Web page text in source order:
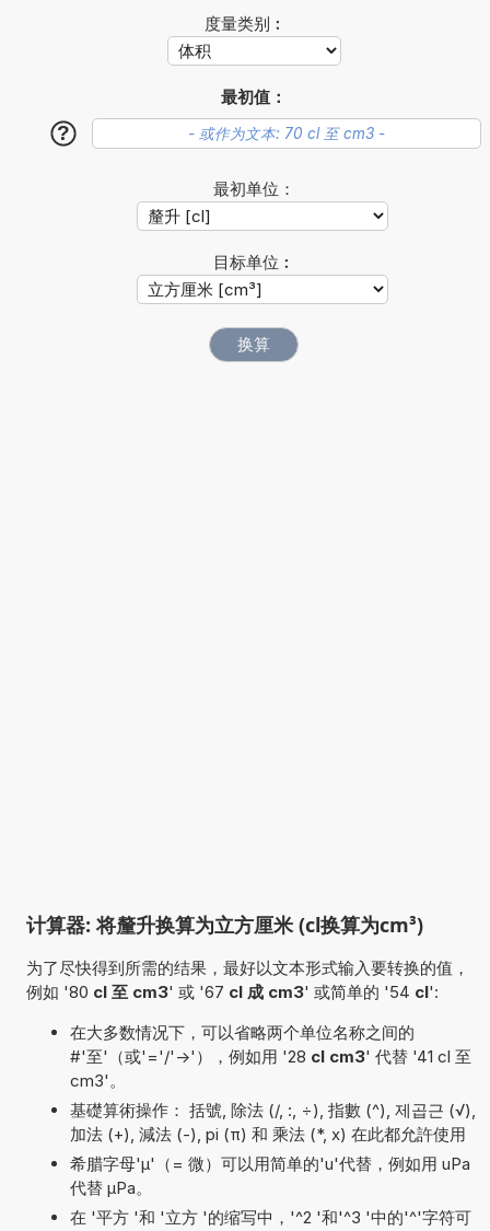
度量类别︰
最初值：
?
最初单位：
目标单位︰
计算器: 将釐升换算为立方厘米 (cl换算为cm³)
为了尽快得到所需的结果，最好以文本形式输入要转换的值，
例如 '80 cl 至 cm3' 或 '67 cl 成 cm3' 或简单的 '54 cl':
在大多数情况下，可以省略两个单位名称之间的
#'至'（或'='/'->'），例如用 '28 cl cm3' 代替 '41 cl 至
cm3'。
基礎算術操作： 括號, 除法 (/, :, ÷), 指數 (^), 제곱근 (√),
加法 (+), 減法 (-), pi (π) 和 乘法 (*, x) 在此都允許使用
希腊字母'µ'（= 微）可以用简单的'u'代替，例如用 uPa
代替 µPa。
在 '平方 '和 '立方 '的缩写中，'^2 '和'^3 '中的'^'字符可